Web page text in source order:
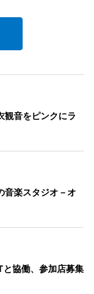
観音をピンクにラ
音楽スタジオ－オ
協働、参加店募集